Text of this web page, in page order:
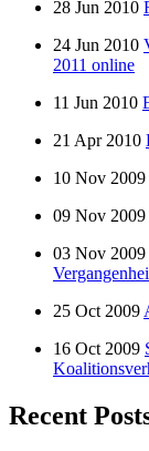
28 Jun 2010
24 Jun 2010
2011 online
11 Jun 2010
21 Apr 2010
10 Nov 2009
09 Nov 2009
03 Nov 2009
25 Oct 2009
16 Oct 2009
Recent